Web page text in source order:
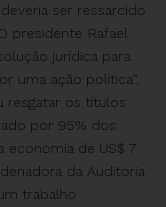
ser ressarcido
presidente Rafael
jurídica para
uma ação política”,
resgatar os títulos
por 95% dos
de US$ 7
da Auditoria
trabalho